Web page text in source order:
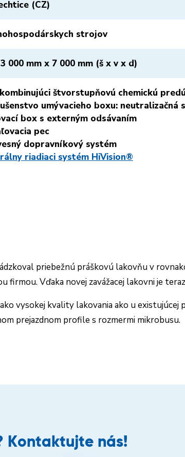
(CZ)
strojov
000 mm x 7 000 mm (š x v x d)
štvorstupňovú chemickú
umývacieho boxu:
box s externým odsávaním
pec
dopravníkový systém
riadiaci systém HiVision®
priebežnú práškovú lakovňu v
Vďaka novej zavážacej lakovni je
vysokej kvality lakovania ako u existujúcej
prejazdnom profile s rozmermi mikrobusu.
Kontaktujte nás!